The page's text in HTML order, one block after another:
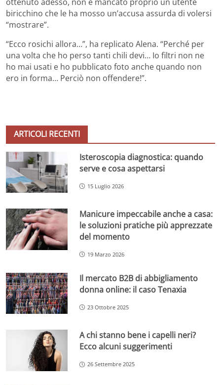
biricchino che le ha mosso un’accusa assurda di volersi
“mostrare”.
“Ecco rosichi allora…”, ha replicato Alena. “Perché per
una volta che ho perso tanti chili devi… Io filtri non ne
ho mai usati e ho pubblicato foto anche quando non
ero in forma… Perciò non offendere!”.
ARTICOLI RECENTI
Isteroscopia diagnostica: quando
serve e cosa aspettarsi
15 Luglio 2026
Manicure impeccabile anche a casa:
le soluzioni pratiche più apprezzate
del momento
19 Marzo 2026
Il mercato B2B di abbigliamento
donna online: il caso Tenaxia
23 Ottobre 2025
A chi stanno bene i capelli neri?
Ecco alcuni suggerimenti
26 Settembre 2025